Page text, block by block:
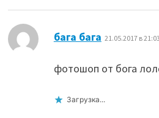
бага бага 21.05.2017 в 21:03
фотошоп от бога
Загрузка...